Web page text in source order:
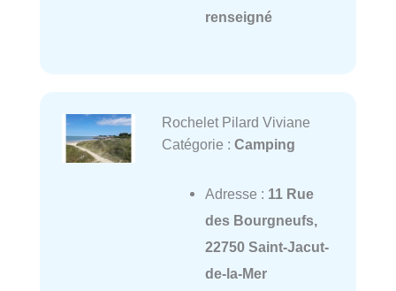
renseigné
Rochelet Pilard Viviane
Catégorie : Camping
Adresse : 11 Rue
des Bourgneufs,
22750 Saint-Jacut-
de-la-Mer